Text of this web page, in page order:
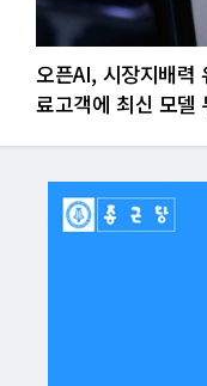
오픈AI, 시장지배력
료고객에 최신 모델